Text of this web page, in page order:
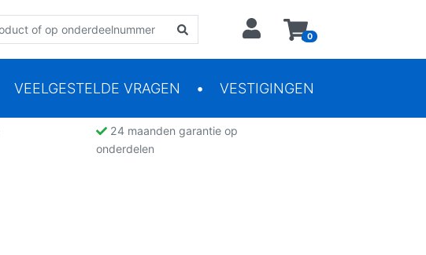
0
VEELGESTELDE VRAGEN VESTIGINGEN
24 maanden garantie op
onderdelen